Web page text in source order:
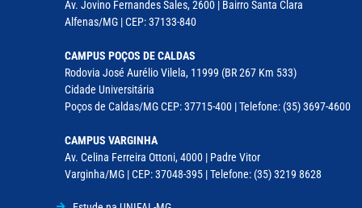
Av. Jovino Fernandes Sales, 2600 | Bairro Santa Clara
Alfenas/MG | CEP: 37133-840
CAMPUS POÇOS DE CALDAS
Rodovia José Aurélio Vilela, 11999 (BR 267 Km 533)
Cidade Universitária
Poços de Caldas/MG CEP: 37715-400 | Telefone: (35) 3697-4600
CAMPUS VARGINHA
Av. Celina Ferreira Ottoni, 4000 | Padre Vitor
Varginha/MG | CEP: 37048-395 | Telefone: (35) 3219 8628